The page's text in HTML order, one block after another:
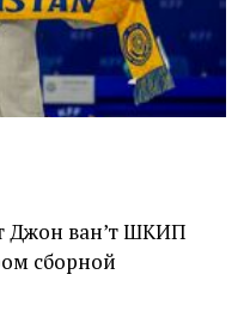
Джон ван’т ШКИП
сборной